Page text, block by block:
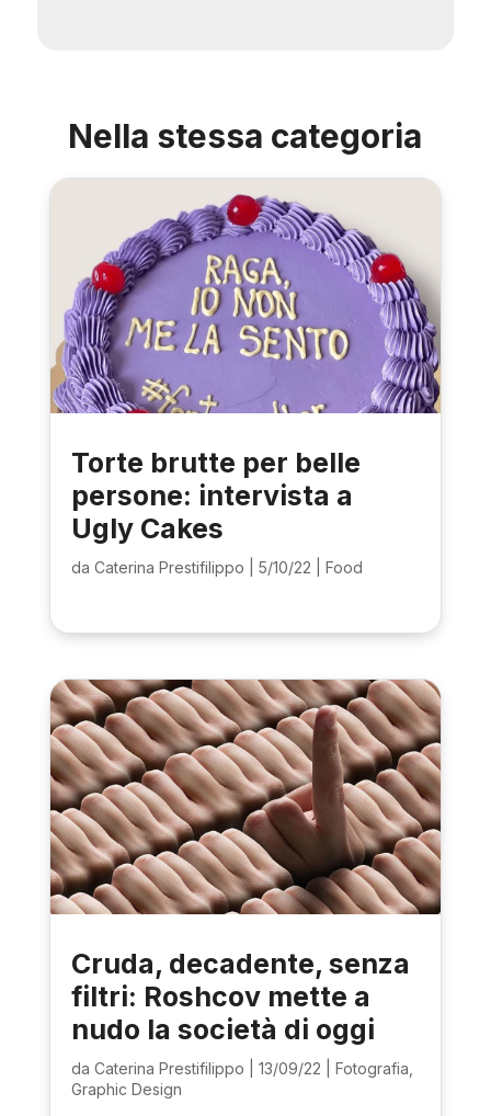
Nella stessa categoria
Torte brutte per belle
persone: intervista a
Ugly Cakes
da Caterina Prestifilippo 5/10/22 Food
Cruda, decadente, senza
filtri: Roshcov mette a
nudo la società di oggi
da Caterina Prestifilippo 13/09/22 Fotografia
Graphic Design